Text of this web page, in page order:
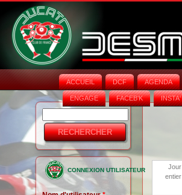
ACCUEIL DCF AGENDA
ENGAGE FACEB'K INSTA‘
Formulaire
de
recherche
CONNEXION UTILISATEUR
Jour
entier